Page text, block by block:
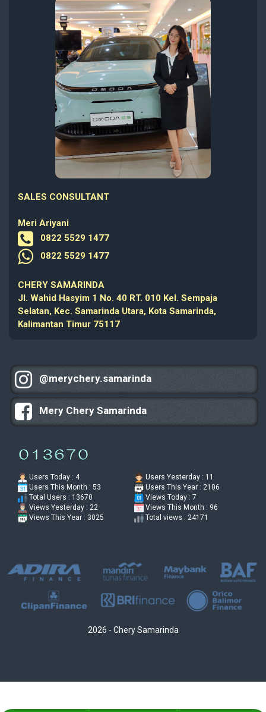
SALES CONSULTANT
Meri Ariyani
0822 5529 1477
0822 5529 1477
CHERY SAMARINDA
Jl. Wahid Hasyim 1 No. 40 RT. 010 Kel. Sempaja
Selatan, Kec. Samarinda Utara, Kota Samarinda,
Kalimantan Timur 75117
@merychery.samarinda
Mery Chery Samarinda
Users Today : 4
Users Yesterday : 11
Users This Month : 53
Users This Year : 2106
Total Users : 13670
Views Today : 7
Views Yesterday : 22
Views This Month : 96
Views This Year : 3025
Total views : 24171
2026 - Chery Samarinda